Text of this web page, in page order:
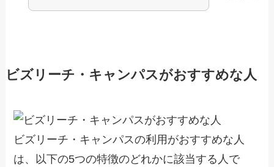
ビズリーチ・キャンパスがおすすめな人
ビズリーチ・キャンパスの利用がおすすめな人
は、以下の5つの特徴のどれかに該当する人で